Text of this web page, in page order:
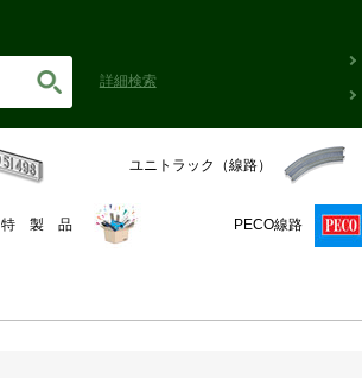
詳細検索
ユニトラック（線路）
特 製 品 PECO線路